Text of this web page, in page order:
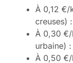
À 0,12 €/
creuses)
À 0,30 €/
urbaine)
À 0,50 €/